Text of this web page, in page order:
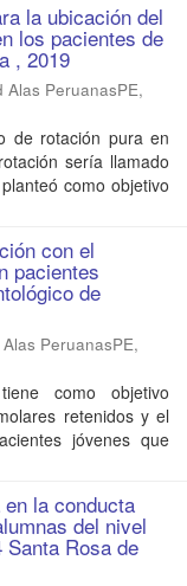
la ubicación del
los pacientes de
, 2019
Alas PeruanasPE,
de rotación pura en
sería llamado
como objetivo
con el
pacientes
de
PeruanasPE,
como objetivo
retenidos y el
jóvenes que
la conducta
del nivel
Rosa de